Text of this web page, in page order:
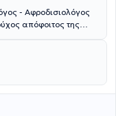
- Αφροδισιολόγος
απόφοιτος της
με ιδιαίτερη έμφαση
Διαθέτει
και συνεργάζεται
στην κλινική